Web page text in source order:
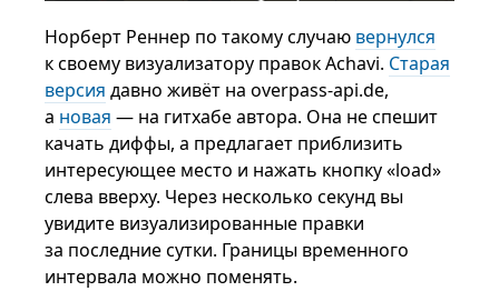
Норберт Реннер по такому случаю вернулся
к своему визуализатору правок Achavi. Старая
версия давно живёт на overpass-api.de,
а новая — на гитхабе автора. Она не спешит
качать диффы, а предлагает приблизить
интересующее место и нажать кнопку «load»
слева вверху. Через несколько секунд вы
увидите визуализированные правки
за последние сутки. Границы временного
интервала можно поменять.